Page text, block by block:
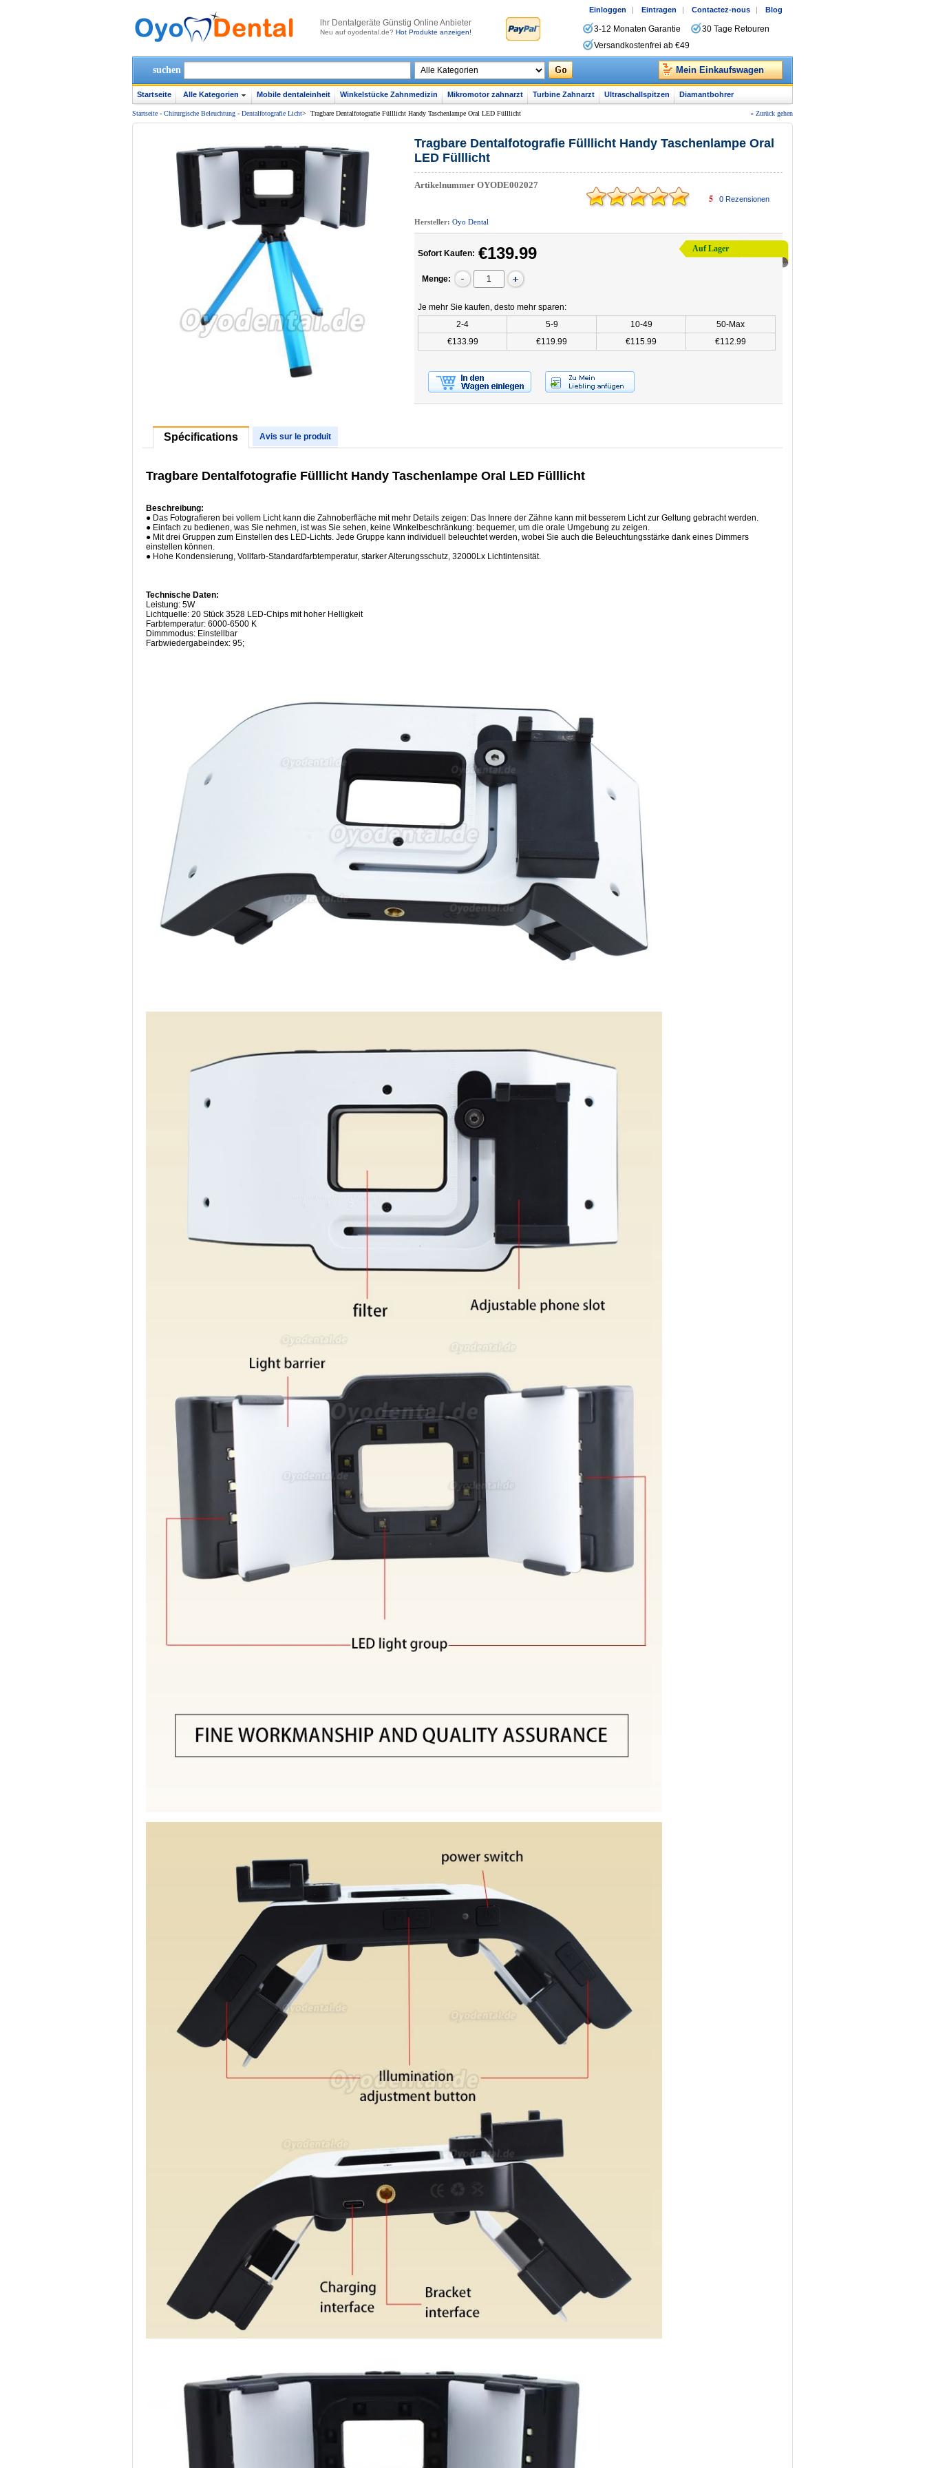
lhr Dentalgeräte Günstig Online Anbieter
Neu auf oyodental.de? Hot Produkte anzeigen!
Einloggen | Eintragen | Contactez-nous | Blog
3-12 Monaten Garantie
30 Tage Retouren
Versandkostenfrei ab €49
suchen Mein Einkaufswagen
Startseite Alle Kategorien Mobile dentaleinheit Winkelstücke Zahnmedizin Mikromotor zahnarzt Turbine Zahnarzt Ultraschallspitzen Diamantbohrer
Startseite - Chirurgische Beleuchtung - Dentalfotografie Licht> Tragbare Dentalfotografie Fülllicht Handy Taschenlampe Oral LED Fülllicht « Zurück gehen
Tragbare Dentalfotografie Fülllicht Handy Taschenlampe Oral
LED Fülllicht
Artikelnummer OYODE002027
5 0Rezensionen
Hersteller: Oyo Dental
Auf Lager
Sofort Kaufen: €139.99
Menge:
Je mehr Sie kaufen, desto mehr sparen:
2-4
5-9 10-49
50-Max
€133.99
€119.99 €115.99 €112.99
Spécifications Avis sur le produit
Tragbare Dentalfotografie Fülllicht Handy Taschenlampe Oral LED Fülllicht
Beschreibung:
● Das Fotografieren bei vollem Licht kann die Zahnoberfläche mit mehr Details zeigen: Das Innere der Zähne kann mit besserem Licht zur Geltung gebracht werden.
● Einfach zu bedienen, was Sie nehmen, ist was Sie sehen, keine Winkelbeschränkung: bequemer, um die orale Umgebung zu zeigen.
● Mit drei Gruppen zum Einstellen des LED-Lichts. Jede Gruppe kann individuell beleuchtet werden, wobei Sie auch die Beleuchtungsstärke dank eines Dimmers
einstellen können.
● Hohe Kondensierung, Vollfarb-Standardfarbtemperatur, starker Alterungsschutz, 32000Lx Lichtintensität.
Technische Daten:
Leistung: 5W
Lichtquelle: 20 Stück 3528 LED-Chips mit hoher Helligkeit
Farbtemperatur: 6000-6500 K
Dimmmodus: Einstellbar
Farbwiedergabeindex: 95;